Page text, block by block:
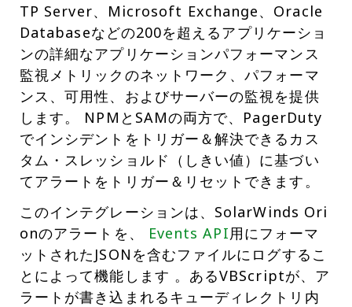
TP Server、Microsoft Exchange、Oracle
Databaseなどの200を超えるアプリケーショ
ンの詳細なアプリケーションパフォーマンス
監視メトリックのネットワーク、パフォーマ
ンス、可用性、およびサーバーの監視を提供
します。 NPMとSAMの両方で、PagerDuty
でインシデントをトリガー＆解決できるカス
タム・スレッショルド（しきい値）に基づい
てアラートをトリガー＆リセットできます。
このインテグレーションは、SolarWinds Ori
onのアラートを、 Events API用にフォーマ
ットされたJSONを含むファイルにログするこ
とによって機能します 。あるVBScriptが、ア
ラートが書き込まれるキューディレクトリ内